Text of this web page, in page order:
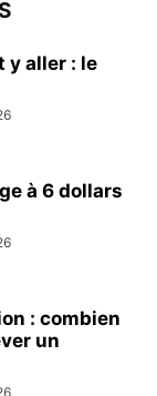
y aller : le
à 6 dollars
: combien
un